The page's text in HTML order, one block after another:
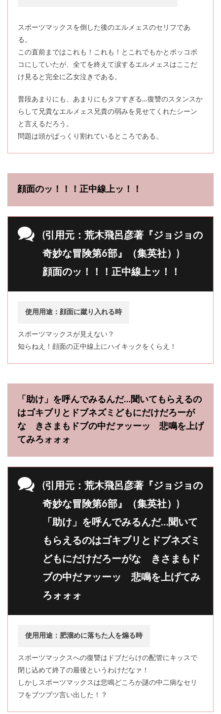
スポーツマックスを倒した後のエルメェスのセリフであ
る。
この直前まではこれも！これも！とこれでもかとボッコボ
コにしていたが、全てを終えて涙するエルメェスはここだ
け見ると完全に乙女泣きである。
普段あまりにも、あまりにもタフすぎる…復讐のスタンスか
らして兄貴なエルメェス兄貴の弱みを見せてくれたシーン
と言えるだろう。
問題は頭がぱっくり割れているところである。
顔面のッ！！！正中線上ッ！！
(引用元：荒木飛呂彦著『ジョジョの
奇妙な冒険第6部』（集英社）)
顔面のッ！！！正中線上ッ！！
使用用途：顔面に蹴り入れる時
スポーツマックスが見えない？
知らねえ！顔面の正中線上にハイキックをくらえ！
「助け」を呼んでみるんだ…聞いてもらえるの
はゴキブリとドブネズミどもにだけだろーが
な きさまもドブの中だァッーッ 悲鳴を上げ
てみろォォォ
(引用元：荒木飛呂彦著『ジョジョの
奇妙な冒険第6部』（集英社）)
「助け」を呼んでみるんだ…聞いて
もらえるのはゴキブリとドブネズミ
どもにだけだろーがな きさまもド
ブの中だァッーッ 悲鳴を上げてみ
ろォォォ
使用用途：肥溜めに落ちた人を煽る時
スポーツマックスへの復讐はドブだらけの配管にキッスで
閉じ込めて終了の最後というわけだなァ！
しかしスポーツマックスは悲鳴どころか謎の中二病なセリ
フをブツブツ言い出した！？